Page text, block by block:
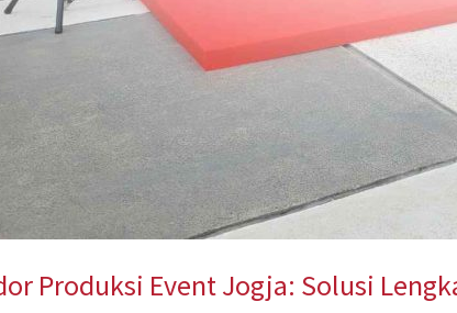
Produksi Event Jogja: Solusi